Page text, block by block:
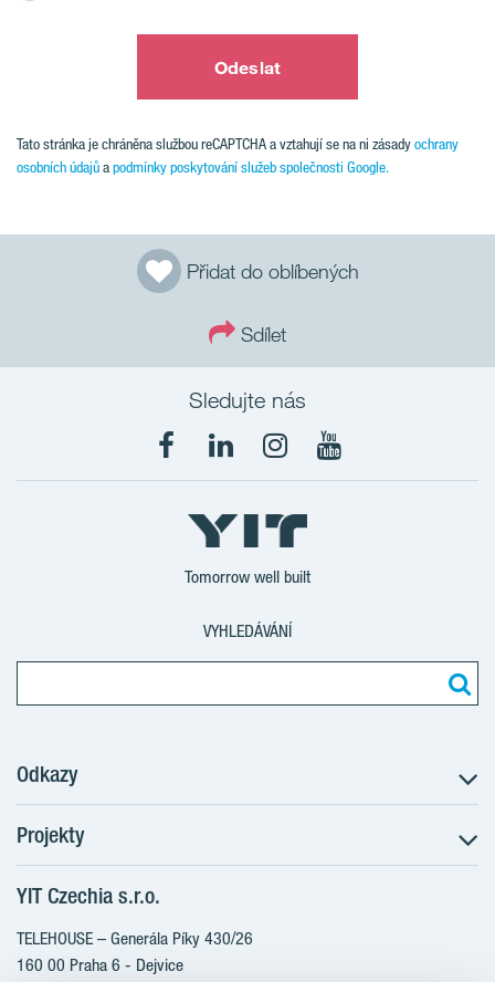
Přidat do oblíbených
Sdílet
Odeslat
Tato stránka je chráněna službou reCAPTCHA a vztahují se na ni zásadyochrany
osobních údajůapodmínky poskytování služeb společnosti Google.
Sledujte nás
Tomorrow well built
VYHLEDÁVÁNÍ
Odkazy
Postup koupě
Klientské změny
Aktuality
Blog
Kariéra
Projekty
RANTA Barrandov III
RANTA Barrandov IV
TOIVO Roztyly II
YIT Czechia s.r.o.
TELEHOUSE – Generála Píky 430/26
160 00 Praha 6 - Dejvice